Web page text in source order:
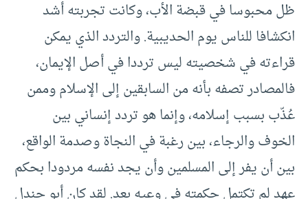
ظل محبوسا في قبضة الأب، وكانت تجربته أشد
انكشافا للناس يوم الحديبية. والتردد الذي يمكن
قراءته في شخصيته ليس ترددا في أصل الإيمان،
فالمصادر تصفه بأنه من السابقين إلى الإسلام وممن
عُذّب بسبب إسلامه، وإنما هو تردد إنساني بين
الخوف والرجاء، بين رغبة في النجاة وصدمة الواقع،
بين أن يفر إلى المسلمين وأن يجد نفسه مردودا بحكم